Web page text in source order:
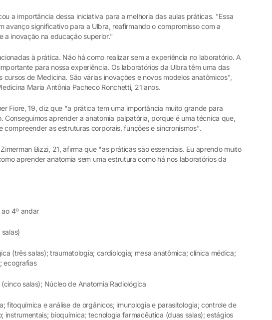
a importância dessa iniciativa para a melhoria das aulas práticas. "Essa
avanço significativo para a Ulbra, reafirmando o compromisso com a
a inovação na educação superior."
à prática. Não há como realizar sem a experiência no laboratório. A
para nossa experiência. Os laboratórios da Ulbra têm uma das
cursos de Medicina. São várias inovações e novos modelos anatômicos",
Maria Antônia Pacheco Ronchetti, 21 anos.
Fiore, 19, diz que "a prática tem uma importância muito grande para
Conseguimos aprender a anatomia palpatória, porque é uma técnica que,
compreender as estruturas corporais, funções e sincronismos".
Bizzi, 21, afirma que "as práticas são essenciais. Eu aprendo muito
aprender anatomia sem uma estrutura como há nos laboratórios da
4º andar
(três salas); traumatologia; cardiologia; mesa anatômica; clínica médica;
ecografias
salas); Núcleo de Anatomia Radiológica
fitoquímica e análise de orgânicos; imunologia e parasitologia; controle de
instrumentais; bioquímica; tecnologia farmacêutica (duas salas); estágios